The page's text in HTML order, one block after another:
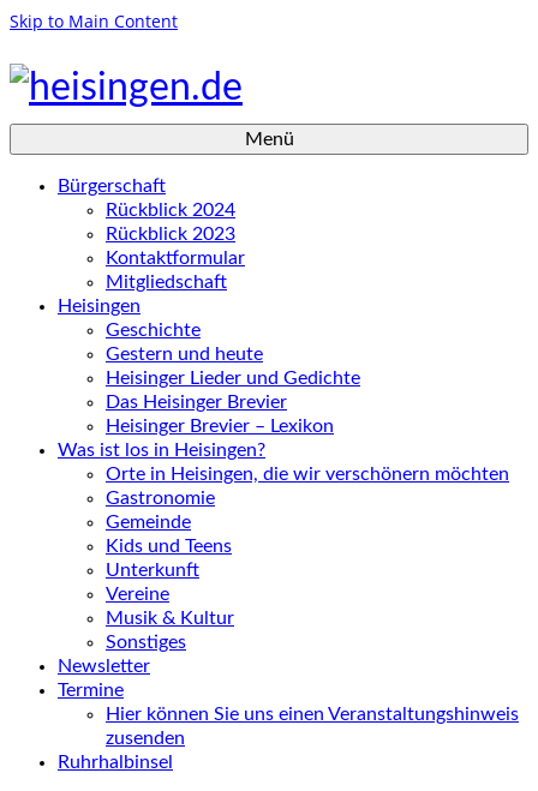
Skip to Main Content
Menü
Bürgerschaft
Rückblick 2024
Rückblick 2023
Kontaktformular
Mitgliedschaft
Heisingen
Geschichte
Gestern und heute
Heisinger Lieder und Gedichte
Das Heisinger Brevier
Heisinger Brevier – Lexikon
Was ist los in Heisingen?
Orte in Heisingen, die wir verschönern möchten
Gastronomie
Gemeinde
Kids und Teens
Unterkunft
Vereine
Musik & Kultur
Sonstiges
Newsletter
Termine
Hier können Sie uns einen Veranstaltungshinweis
zusenden
Ruhrhalbinsel